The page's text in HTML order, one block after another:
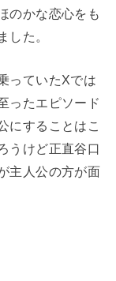
のかな恋心をも
した。
っていたXでは
ったエピソード
にすることはこ
うけど正直谷口
主人公の方が面